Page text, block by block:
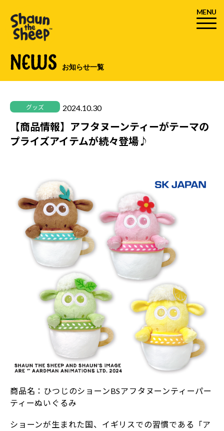
MENU
NEWS お知らせ一覧
グッズ 2024.10.30
【商品情報】アフタヌーンティーがテーマの
プライズアイテムが続々登場♪
商品名：ひつじのショーンBSアフタヌーンティーパー
ティーぬいぐるみ
ショーンが生まれた国、イギリスでの習慣である「ア